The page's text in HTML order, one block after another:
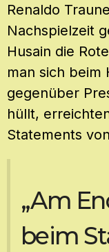
Renaldo
Nachspielzeit
Husain die
man sich beim
gegenüber
hüllt,
Statements
„Am
beim